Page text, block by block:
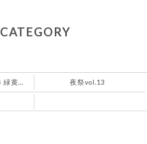
CATEGORY
夜祭vol.13